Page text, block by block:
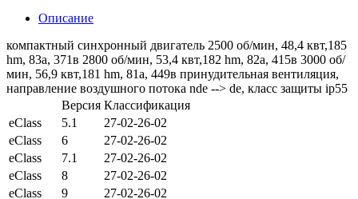
Описание
компактный синхронный двигатель 2500 об/мин, 48,4 квт,185
hm, 83a, 371в 2800 об/мин, 53,4 квт,182 hm, 82a, 415в 3000 об/
мин, 56,9 квт,181 hm, 81a, 449в принудительная вентиляция,
направление воздушного потока nde --> de, класс защиты ip55
Версия Классификация
eClass
5.1
27-02-26-02
eClass
6
27-02-26-02
eClass
7.1
27-02-26-02
eClass
8
27-02-26-02
eClass
9 27-02-26-02